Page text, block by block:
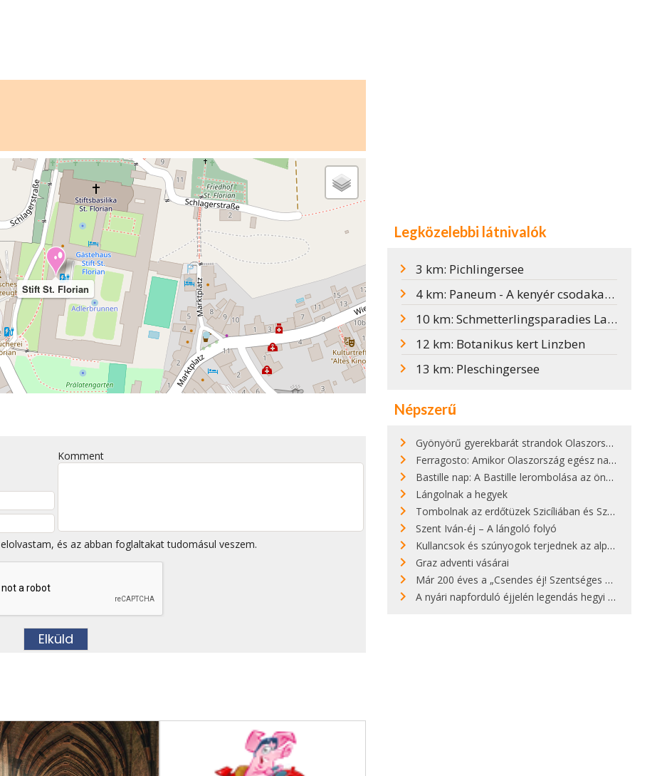
Stift St. Florian
Komment
elolvastam, és az abban foglaltakat tudomásul veszem.
Legközelebbi látnivalók
3 km: Pichlingersee
4 km: Paneum - A kenyér csodakamrája
10 km: Schmetterlingsparadies Langschlägerwald
12 km: Botanikus kert Linzben
13 km: Pleschingersee
Népszerű
Gyönyörű gyerekbarát strandok Olaszországban - megmutatjuk a 15 legjobbat
Ferragosto: Amikor Olaszország egész nap nyaral
Bastille nap: A Bastille lerombolása az önkényuralom végét jelentette
Lángolnak a hegyek
Tombolnak az erdőtüzek Szicíliában és Szardínián
Szent Iván-éj – A lángoló folyó
Kullancsok és szúnyogok terjednek az alpesi legelőkön
Graz adventi vásárai
Már 200 éves a „Csendes éj! Szentséges éj!”
A nyári napforduló éjjelén legendás hegyi tüzek világítják meg Zugspitzét